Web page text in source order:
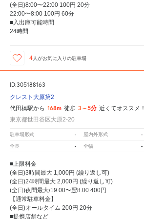
(全日)8:00〜22:00 100円 20分
22:00〜8:00 100円 60分
■入出庫可能時間
24時間
4 人がお気に入りの駐車場
ID:305188163
クレスト大原第2
代田橋駅から 168m 徒歩 3～5分 近くてオススメ！
東京都世田谷区大原2-20
駐車場形式 - 屋内外形式 -
全長 - 全幅 -
■上限料金
(全日)3時間最大 1,000円 (繰り返し可)
(全日)24時間最大 2,000円 (繰り返し可)
(全日)夜間最大/19:00〜翌8:00 400円
【通常駐車料金】
(全日)オールタイム 200円 20分
■提携店舗など